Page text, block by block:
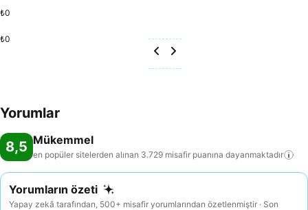
₺0
₺0
Yorumlar
8,5 Mükemmel
en popüler sitelerden alınan 3.729 misafir puanına dayanmaktadır
Yorumların özeti
Yapay zekâ tarafından, 500+ misafir yorumlarından özetlenmiştir · Son